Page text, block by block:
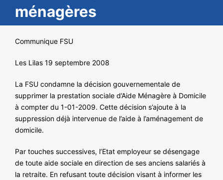
THÉMATIQUES
LA VIE FÉDÉRALE
COMMUNIQUÉS
NOS ACTIONS
ménagères
Communique FSU
Les Lilas 19 septembre 2008
La FSU condamne la décision gouvernementale de
supprimer la prestation sociale d’Aide Ménagère à Domicile
à compter du 1-01-2009. Cette décision s’ajoute à la
suppression déjà intervenue de l’aide à l’aménagement de
domicile.
Par touches successives, l’Etat employeur se désengage
de toute aide sociale en direction de ses anciens salariés à
la retraite. En refusant toute décision visant à informer les